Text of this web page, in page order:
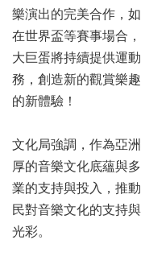
陳
情
統
雙
彙
台
北
通
樂演出的完美合作，
在世界盃等賽事場合
大巨蛋將持續提供運
務，創造新的觀賞樂
的新體驗！
文化局強調，作為亞
厚的音樂文化底蘊與
業的支持與投入，推
民對音樂文化的支持
光彩。